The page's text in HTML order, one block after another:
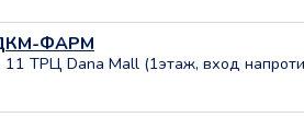
ФАРМ
11 ТРЦ Dana Mall (1этаж, вход